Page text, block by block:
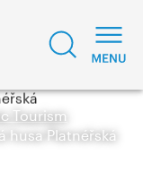
Tourism
husa Platnéřská